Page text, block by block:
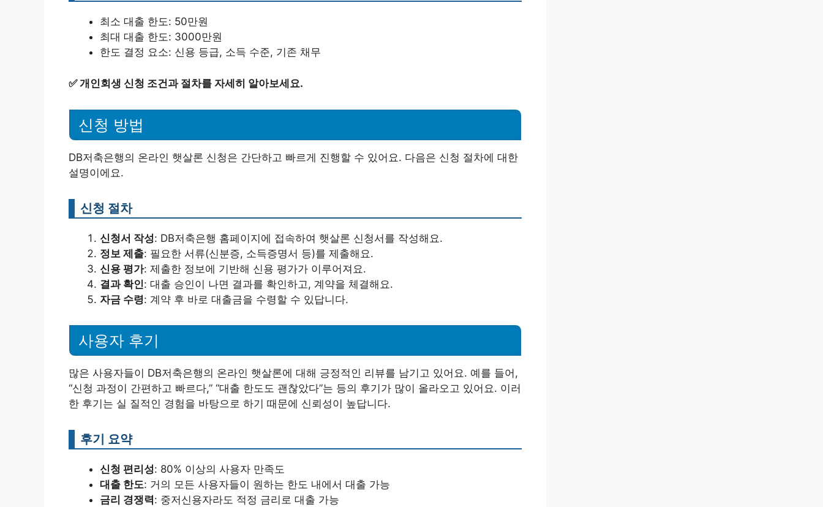
최소 대출 한도: 50만원
최대 대출 한도: 3000만원
한도 결정 요소: 신용 등급, 소득 수준, 기존 채무
✅개인회생 신청 조건과 절차를 자세히 알아보세요.
신청 방법
DB저축은행의 온라인 햇살론 신청은 간단하고 빠르게 진행할 수 있어요. 다음은 신청 절차에 대한
설명이에요.
신청 절차
신청서 작성: DB저축은행 홈페이지에 접속하여 햇살론 신청서를 작성해요.
정보 제출: 필요한 서류(신분증, 소득증명서 등)를 제출해요.
신용 평가: 제출한 정보에 기반해 신용 평가가 이루어져요.
결과 확인: 대출 승인이 나면 결과를 확인하고, 계약을 체결해요.
자금 수령: 계약 후 바로 대출금을 수령할 수 있답니다.
사용자 후기
많은 사용자들이 DB저축은행의 온라인 햇살론에 대해 긍정적인 리뷰를 남기고 있어요. 예를 들어,
“신청 과정이 간편하고 빠르다,” “대출 한도도 괜찮았다”는 등의 후기가 많이 올라오고 있어요. 이러
한 후기는 실 질적인 경험을 바탕으로 하기 때문에 신뢰성이 높답니다.
후기 요약
신청 편리성: 80% 이상의 사용자 만족도
대출 한도: 거의 모든 사용자들이 원하는 한도 내에서 대출 가능
금리 경쟁력: 중저신용자라도 적정 금리로 대출 가능